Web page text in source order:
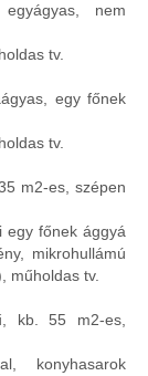
nem
tv.
egy főnek
tv.
m2-es, szépen
egy főnek ággyá
mikrohullámú
műholdas tv.
kb. 55 m2-es,
konyhasarok